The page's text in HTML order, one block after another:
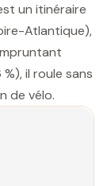
un itinéraire
Atlantique),
il roule sans
de vélo.